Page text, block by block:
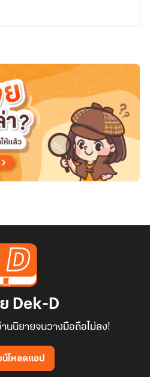
Dek-D
นนิยายจนวางมือถือไม่ลง!
น์โหลดแอป